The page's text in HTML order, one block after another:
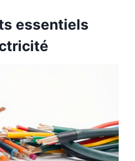
essentiels